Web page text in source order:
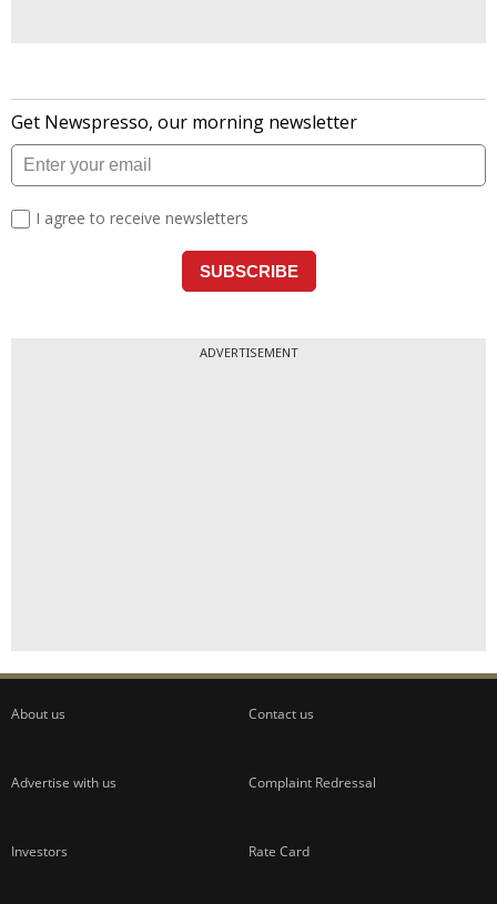
ADVERTISEMENT
About us Contact us
Advertise with us Complaint Redressal
Investors Rate Card